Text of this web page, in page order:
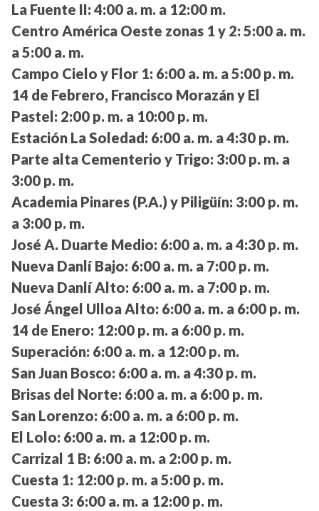
La Fuente II: 4:00 a. m. a 12:00 m.
Centro América Oeste zonas 1 y 2: 5:00 a. m.
a 5:00 a. m.
Campo Cielo y Flor 1: 6:00 a. m. a 5:00 p. m.
14 de Febrero, Francisco Morazán y El
Pastel: 2:00 p. m. a 10:00 p. m.
Estación La Soledad: 6:00 a. m. a 4:30 p. m.
Parte alta Cementerio y Trigo: 3:00 p. m. a
3:00 p. m.
Academia Pinares (P.A.) y Piligüín: 3:00 p. m.
a 3:00 p. m.
José A. Duarte Medio: 6:00 a. m. a 4:30 p. m.
Nueva Danlí Bajo: 6:00 a. m. a 7:00 p. m.
Nueva Danlí Alto: 6:00 a. m. a 7:00 p. m.
José Ángel Ulloa Alto: 6:00 a. m. a 6:00 p. m.
14 de Enero: 12:00 p. m. a 6:00 p. m.
Superación: 6:00 a. m. a 12:00 p. m.
San Juan Bosco: 6:00 a. m. a 4:30 p. m.
Brisas del Norte: 6:00 a. m. a 6:00 p. m.
San Lorenzo: 6:00 a. m. a 6:00 p. m.
El Lolo: 6:00 a. m. a 12:00 p. m.
Carrizal 1 B: 6:00 a. m. a 2:00 p. m.
Cuesta 1: 12:00 p. m. a 5:00 p. m.
Cuesta 3: 6:00 a. m. a 12:00 p. m.